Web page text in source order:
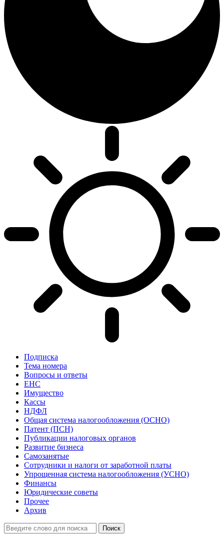
Подписка
Тема номера
Вопросы и ответы
ЕНС
Имущество
Кассы
НДФЛ
Общая система налогообложения (ОСНО)
Патент (ПСН)
Публикации налоговых органов
Развитие бизнеса
Самозанятые
Сотрудники и налоги от заработной платы
Упрощенная система налогообложения (УСНО)
Финансы
Юридические советы
Прочее
Архив